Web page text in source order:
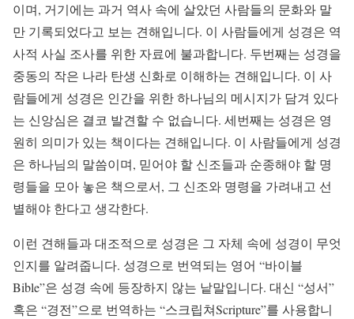
이며, 거기에는 과거 역사 속에 살았던 사람들의 문화와 말
만 기록되었다고 보는 견해입니다. 이 사람들에게 성경은 역
사적 사실 조사를 위한 자료에 불과합니다. 두번째는 성경을
중동의 작은 나라 탄생 신화로 이해하는 견해입니다. 이 사
람들에게 성경은 인간을 위한 하나님의 메시지가 담겨 있다
는 신앙심은 결코 발견할 수 없습니다. 세번째는 성경은 영
원히 의미가 있는 책이다는 견해입니다. 이 사람들에게 성경
은 하나님의 말씀이며, 믿어야 할 신조들과 순종해야 할 명
령들을 모아 놓은 책으로서, 그 신조와 명령을 가려내고 선
별해야 한다고 생각한다.
이런 견해들과 대조적으로 성경은 그 자체 속에 성경이 무엇
인지를 알려줍니다. 성경으로 번역되는 영어 “바이블
Bible”은 성경 속에 등장하지 않는 낱말입니다. 대신 “성서”
혹은 “경전”으로 번역하는 “스크립쳐Scripture”를 사용합니